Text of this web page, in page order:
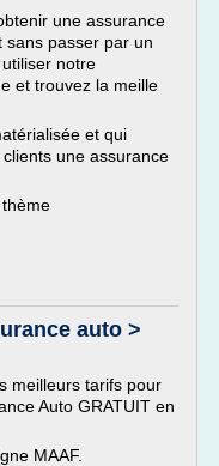
une assurance
sans passer par un
notre
et trouvez la meille
et qui
une assurance
auto >
meilleurs tarifs pour
Auto GRATUIT en
MAAF.